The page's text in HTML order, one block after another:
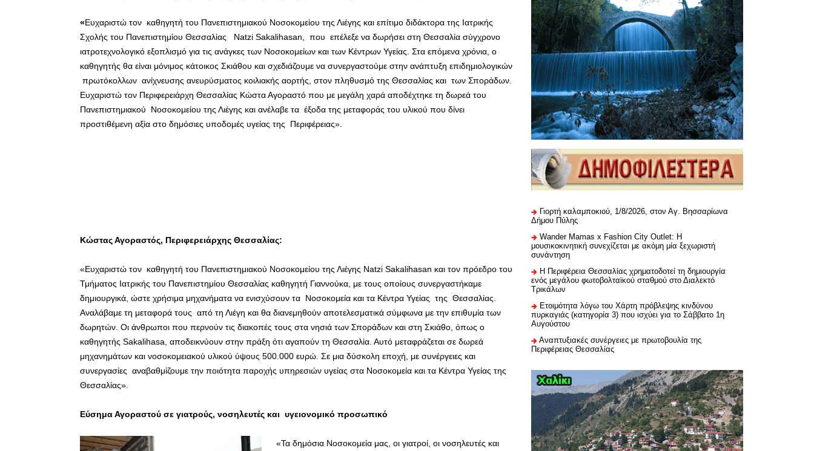
«Ευχαριστώ τον καθηγητή του Πανεπιστημιακού Νοσοκομείου της Λιέγης και επίτιμο διδάκτορα της Ιατρικής
Σχολής του Πανεπιστημίου Θεσσαλίας
Natzi Sakalihasan, που επέλεξε να δωρήσει στη Θεσσαλία σύγχρονο
ιατροτεχνολογικό εξοπλισμό για τις ανάγκες των Νοσοκομείων και των Κέντρων Υγείας. Στα επόμενα χρόνια, ο
καθηγητής θα είναι μόνιμος κάτοικος Σκιάθου και σχεδιάζουμε να συνεργαστούμε στην ανάπτυξη επιδημιολογικών
πρωτόκολλων ανίχνευσης ανευρύσματος κοιλιακής αορτής, στον πληθυσμό της Θεσσαλίας και των Σποράδων.
Ευχαριστώ τον Περιφερειάρχη Θεσσαλίας Κώστα Αγοραστό που με μεγάλη χαρά αποδέχτηκε τη δωρεά του
Πανεπιστημιακού Νοσοκομείου της Λιέγης και ανέλαβε τα έξοδα της μεταφοράς του υλικού που δίνει
προστιθέμενη αξία στο δημόσιες υποδομές υγείας της Περιφέρειας».
Κώστας Αγοραστός, Περιφερειάρχης Θεσσαλίας:
«Ευχαριστώ τον καθηγητή του Πανεπιστημιακού Νοσοκομείου της Λιέγης Natzi Sakalihasan και τον πρόεδρο του
Τμήματος Ιατρικής του Πανεπιστημίου Θεσσαλίας καθηγητή Γιαννούκα, με τους οποίους συνεργαστήκαμε
δημιουργικά, ώστε χρήσιμα μηχανήματα να ενισχύσουν τα Νοσοκομεία και τα Κέντρα Υγείας της Θεσσαλίας.
Αναλάβαμε τη μεταφορά τους από τη Λιέγη και θα διανεμηθούν αποτελεσματικά σύμφωνα με την επιθυμία των
δωρητών. Οι άνθρωποι που περνούν τις διακοπές τους στα νησιά των Σποράδων και στη Σκιάθο, όπως ο
καθηγητής Sakalihasa, αποδεικνύουν στην πράξη ότι αγαπούν τη Θεσσαλία. Αυτό μεταφράζεται σε δωρεά
μηχανημάτων και νοσοκομειακού υλικού ύψους 500.000 ευρώ. Σε μια δύσκολη εποχή, με συνέργειες και
συνεργασίες αναβαθμίζουμε την ποιότητα παροχής υπηρεσιών υγείας στα Νοσοκομεία και τα Κέντρα Υγείας της
Θεσσαλίας».
Εύσημα Αγοραστού σε γιατρούς, νοσηλευτές και υγειονομικό προσωπικό
«Τα δημόσια Νοσοκομεία μας, οι γιατροί, οι νοσηλευτές και
Γιορτή καλαμποκιού, 1/8/2026, στον Αγ. Βησσαρίωνα
Δήμου Πύλης
Wander Mamas x Fashion City Outlet: Η
μουσικοκινητική συνεχίζεται με ακόμη μία ξεχωριστή
συνάντηση
H Περιφέρεια Θεσσαλίας χρηματοδοτεί τη δημιουργία
ενός μεγάλου φωτοβολταϊκού σταθμού στο Διαλεκτό
Τρικάλων
Ετοιμότητα λόγω του Χάρτη πρόβλεψης κινδύνου
πυρκαγιάς (κατηγορία 3) που ισχύει για το Σάββατο 1η
Αυγούστου
Αναπτυξιακές συνέργειες με πρωτοβουλία της
Περιφέρειας Θεσσαλίας